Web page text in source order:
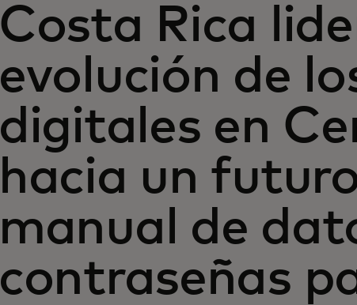
Costa Rica
evolución de
digitales en
hacia un
manual de
contraseñas